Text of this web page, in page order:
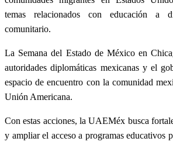
temas relacionados con educación a
comunitario.
La Semana del Estado de México en
autoridades diplomáticas mexicanas y el
espacio de encuentro con la comunidad
Unión Americana.
Con estas acciones, la UAEMéx busca
y ampliar el acceso a programas educativos